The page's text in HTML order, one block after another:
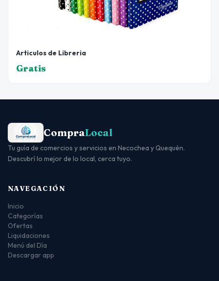
Articulos de Libreria
Gratis
CompraLocal
Tu guía de comercios y servicios en Necochea y Quequén.
Descubrí lo mejor de lo local, cerca tuyo.
NAVEGACIÓN
Inicio
Categorías
Ofertas
Liquidaciones
Menú del Día
Descargar app